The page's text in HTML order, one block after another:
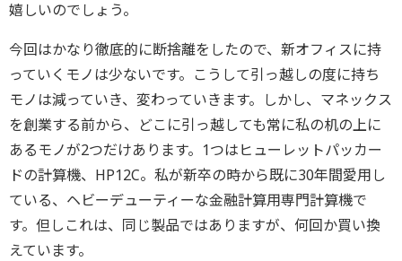
嬉しいのでしょう。
今回はかなり徹底的に断捨離をしたので、新オフィスに持
っていくモノは少ないです。こうして引っ越しの度に持ち
モノは減っていき、変わっていきます。しかし、マネックス
を創業する前から、どこに引っ越しても常に私の机の上に
あるモノが2つだけあります。1つはヒューレットパッカー
ドの計算機、HP12C。私が新卒の時から既に30年間愛用し
ている、ヘビーデューティーな金融計算用専門計算機で
す。但しこれは、同じ製品ではありますが、何回か買い換
えています。